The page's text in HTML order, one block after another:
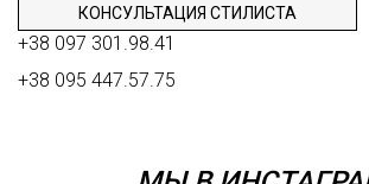
КОНСУЛЬТАЦИЯ СТИЛИСТА
+38 097 301.98.41
+38 095 447.57.75